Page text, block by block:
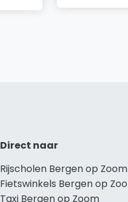
Direct naar
Rijscholen Bergen op Zoom
Fietswinkels Bergen op
Taxi Bergen op Zoom